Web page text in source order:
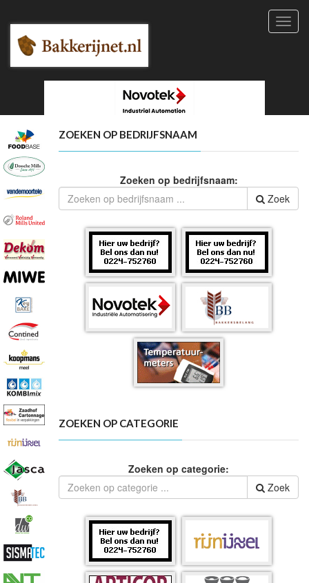
ZOEKEN OP BEDRIJFSNAAM
Zoeken op bedrijfsnaam:
Zoek
ZOEKEN OP CATEGORIE
Zoeken op categorie:
Zoek